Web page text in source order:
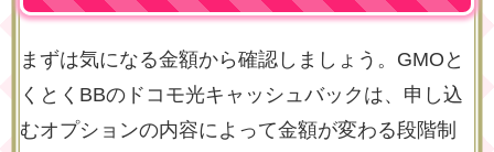
まずは気になる金額から確認しましょう。GMOと
くとくBBのドコモ光キャッシュバックは、申し込
むオプションの内容によって金額が変わる段階制